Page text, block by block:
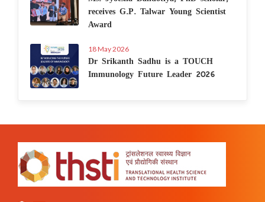
receives G.P. Talwar Young Scientist
Award
18 May 2026
Dr Srikanth Sadhu is a TOUCH
Immunology Future Leader 2026